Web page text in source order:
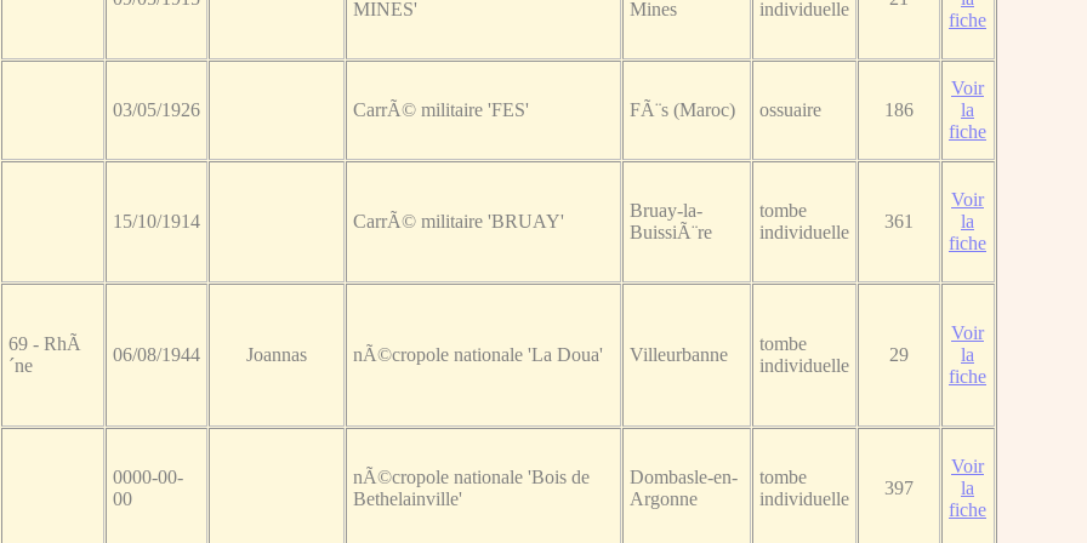
MINES' Mines individuelle
fiche
03/05/1926 CarrÃ© militaire 'FES' FÃ¨s (Maroc) ossuaire 186
Voir
la
fiche
15/10/1914 CarrÃ© militaire 'BRUAY'
Bruay-la-
BuissiÃ¨re
tombe
individuelle
361
Voir
la
fiche
69 - RhÃ
´ne
06/08/1944 Joannas nÃ©cropole nationale 'La Doua' Villeurbanne
tombe
individuelle
29
Voir
la
fiche
0000-00-
00
nÃ©cropole nationale 'Bois de
Bethelainville'
Dombasle-en-
Argonne
tombe
individuelle
397
Voir
la
fiche